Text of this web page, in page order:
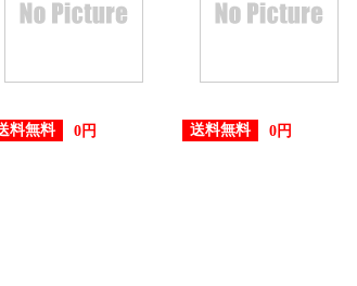
料無料 0円 送料無料 0円